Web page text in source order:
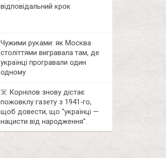
відповідальний крок
Чужими руками: як Москва
століттями вигравала там, де
українці програвали один
одному
☠️ Корнілов знову дістає
пожовклу газету з 1941‑го,
щоб довести, що “українці —
нацисти від народження”.